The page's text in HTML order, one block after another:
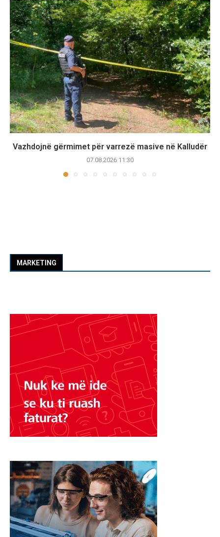
Vazhdojnë gërmimet për varrezë masive në Kalludër
07.08.2026 11:30
MARKETING